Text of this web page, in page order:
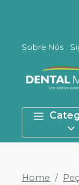
Sobre Nós
Home